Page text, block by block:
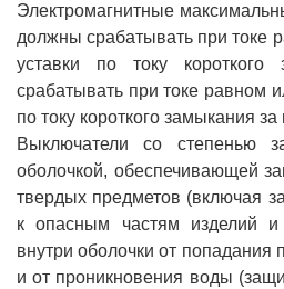
Электромагнитные
должны срабатывать при токе
уставки по току
срабатывать при токе равном
по току короткого замыкания
Выключатели со степенью
оболочкой, обеспечивающей
твердых предметов (включая
к опасным частям изделий и
внутри оболочки от попадания
и от проникновения воды